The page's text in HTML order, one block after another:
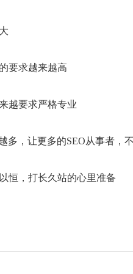
要求越来越高
越要求严格专业
多，让更多的SEO从事者，不
恒，打长久站的心里准备